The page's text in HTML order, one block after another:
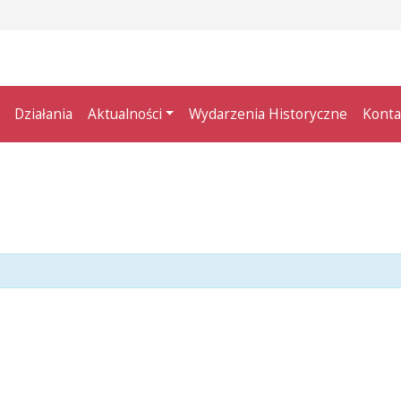
Działania Aktualności Wydarzenia Historyczne